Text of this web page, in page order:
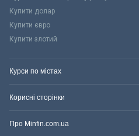
Купити долар
Купити євро
Купити злотий
Курси по містах
Корисні сторінки
Про Minfin.com.ua